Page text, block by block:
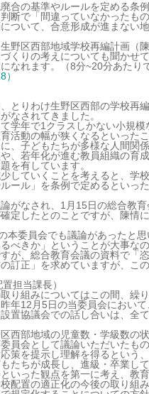
合の基準やルールを定める条
断で「間違っていなかったも
ついて、合意形成が進まない
野区西部地域学校再編計画（
くりの考えについても聞かせ
なれます。（8分~20分あたり
とりわけ生野区西部の学校再
なされてきました。
学年で1クラスしかない小規
活動の幅が狭くなるといった
、子どもたちが多様な人間関
、若年化が進む教員組織の育
を有しています。
していくことを考えると、学
ール」を条例で定めるといっ
がなされ、1月15日の総合教
定したとのことですが、陳情
本委員会でも議論があったと
べきか」ということが大事な
が、総合教育会議の資料で「
訂正」を求めていますが、こ
担当課長）
り組みについてはこの間、繰
年12月5日の当委員会におい
置協議会での話し合いは、全
西部地域の児童数・学級数の
員会として議論いただいたも
策を提示し理解を得るという
たちが成長し、進級・卒業し
いった観点を第一に考え、教
配置の適正化の今後の取り組